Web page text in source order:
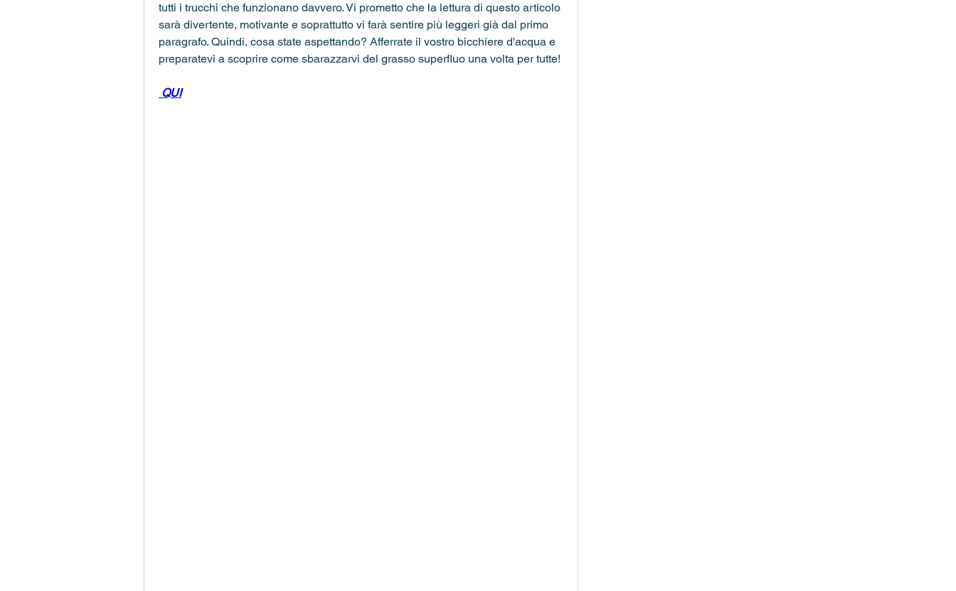
tutti i trucchi che funzionano davvero. Vi prometto che la lettura di questo articolo
sarà divertente, motivante e soprattutto vi farà sentire più leggeri già dal primo
paragrafo. Quindi, cosa state aspettando? Afferrate il vostro bicchiere d'acqua e
preparatevi a scoprire come sbarazzarvi del grasso superfluo una volta per tutte!
QUI